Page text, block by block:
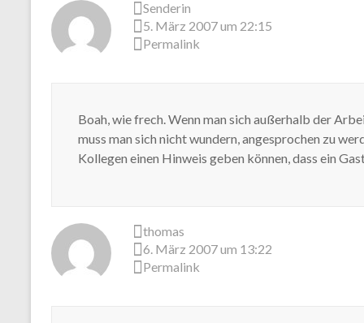
Senderin
5. März 2007 um 22:15
Permalink
Boah, wie frech. Wenn man sich außerhalb der
muss man sich nicht wundern, angesprochen zu
Kollegen einen Hinweis geben können, dass ein
thomas
6. März 2007 um 13:22
Permalink